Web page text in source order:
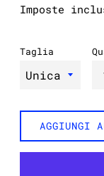
listino
Imposte
Taglia
AGGIUNGI